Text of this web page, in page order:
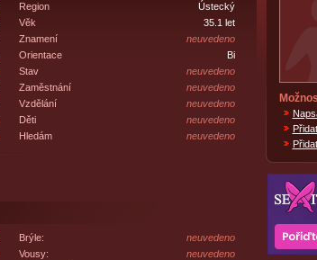
Region
Ústecký
Věk
35.1 let
Znamení
neuvedeno
Orientace
Bi
Stav
neuvedeno
Zaměstnání
neuvedeno
Vzdělání
neuvedeno
Děti
neuvedeno
Hledám
neuvedeno
Brýle:
neuvedeno
Vousy:
neuvedeno